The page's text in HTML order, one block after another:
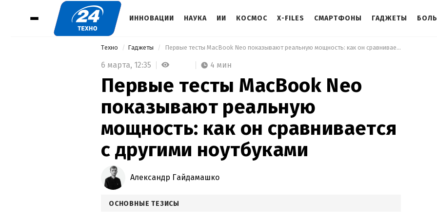
ИННОВАЦИИ НАУКА ИИ КОСМОС X-FILES СМАРТФОНЫ ГАДЖЕТЫ
Техно Гаджеты Первые тесты MacBook Neo показывают реальную мощность: как он сравнивается с другими ноутбуками
6 марта, 12:35 4 мин
Первые тесты MacBook Neo
показывают реальную
мощность: как он сравнивается
с другими ноутбуками
Александр Гайдамашко
ОСНОВНЫЕ ТЕЗИСЫ